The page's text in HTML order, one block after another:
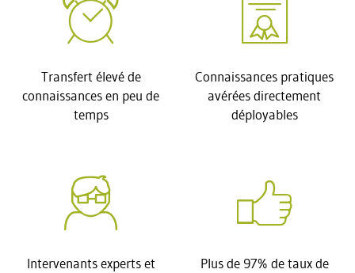
Transfert élevé de
connaissances en peu de
temps
Connaissances pratiques
avérées directement
déployables
Intervenants experts et
Plus de 97% de taux de